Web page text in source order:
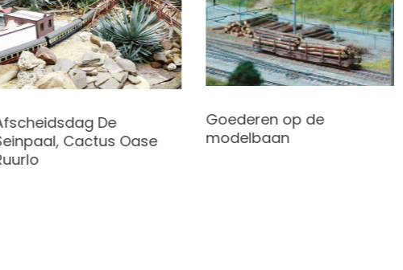
De
Cactus Oase
Goederen op de
modelbaan